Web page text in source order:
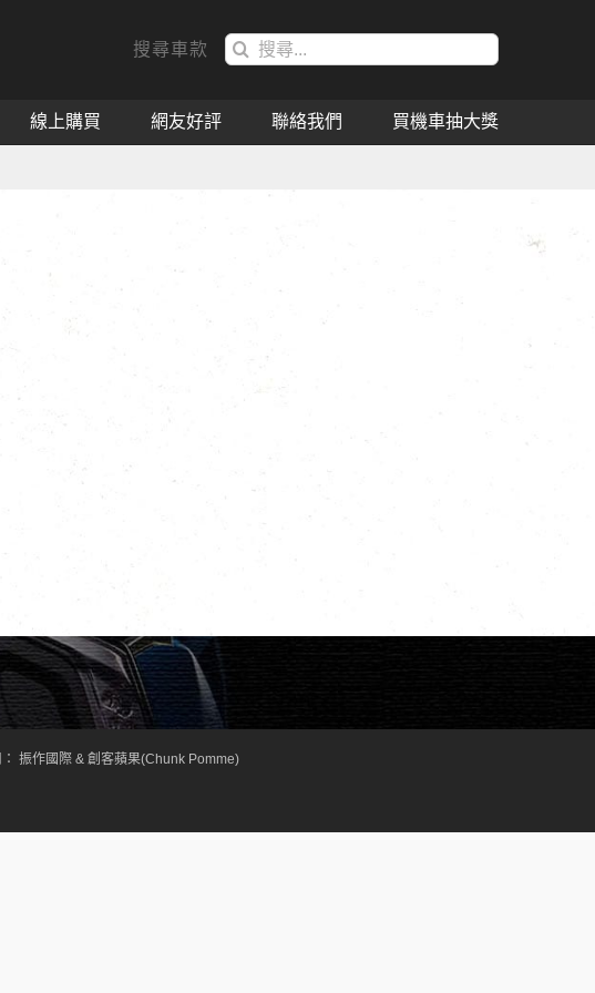
搜尋車款
搜
線上購買 網友好評 聯絡我們 買機車抽大獎
： 振作國際 & 創客蘋果(Chunk Pomme)